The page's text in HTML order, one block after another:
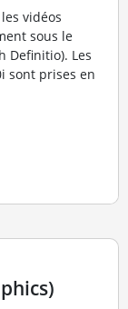
vidéos
sous le
Definitio). Les
sont prises en